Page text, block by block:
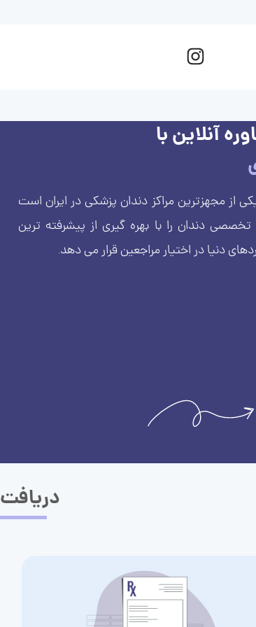
آنلاین با
از مجهزترین مراکز دندان پزشکی در ایران است
دندان را با بهره گیری از پیشرفته ترین
دنیا در اختیار مراجعین قرار می دهد.
دریافت